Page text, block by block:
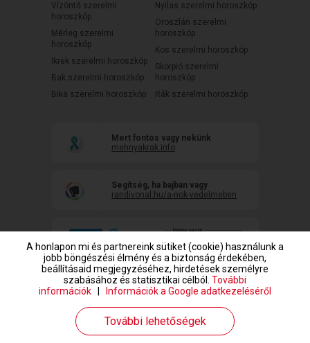
Vízöntő szerelmi
horoszkóp
Mérleg szerelmi
horoszkóp
Ikrek szerelmi horoszkóp
Bak szerelmi horoszkóp
Bika szerelmi horoszkóp
Nyilas szerelmi horoszkóp
Oroszlán szerelmi
horoszkóp
Kos szerelmi horoszkóp
Skorpió szerelmi
horoszkóp
Rák szerelmi horoszkóp
Mert fontos vagy nekünk
mehnyakrak.info
Segítség, ha bajban vagy
randivonal.hu/a-nok-vedelmeben
www.randivonal.hu © Copyright 1999-2026 Dating Central Europe Zrt.
A honlapon mi és partnereink sütiket (cookie) használunk a
jobb böngészési élmény és a biztonság érdekében,
beállításaid megjegyzéséhez, hirdetések személyre
szabásához és statisztikai célból. További
információk
Információk a Google adatkezeléséről
További lehetőségek